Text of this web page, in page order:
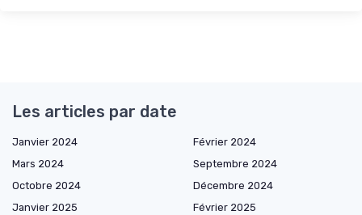
Les articles par date
Janvier 2024
Février 2024
Mars 2024
Septembre 2024
Octobre 2024
Décembre 2024
Janvier 2025
Février 2025